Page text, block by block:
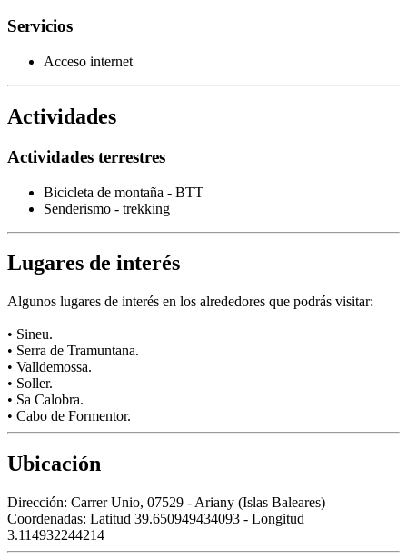
Servicios
Acceso internet
Actividades
Actividades terrestres
Bicicleta de montaña - BTT
Senderismo - trekking
Lugares de interés
Algunos lugares de interés en los alrededores que podrás visitar:
• Sineu.
• Serra de Tramuntana.
• Valldemossa.
• Soller.
• Sa Calobra.
• Cabo de Formentor.
Ubicación
Dirección: Carrer Unio, 07529 - Ariany (Islas Baleares)
Coordenadas: Latitud 39.650949434093 - Longitud
3.114932244214